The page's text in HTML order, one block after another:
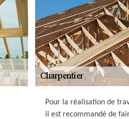
Pour la réalisation de
il est recommandé de